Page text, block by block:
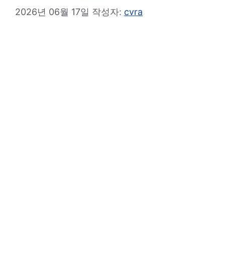
2026년 06월 17일 작성자: cvra